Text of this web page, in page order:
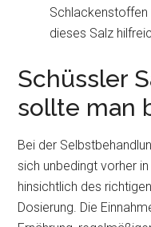
Schlackenstoffen
dieses Salz
Schüssler
sollte man
Bei der
sich unbedingt vorher
hinsichtlich des
Dosierung. Die